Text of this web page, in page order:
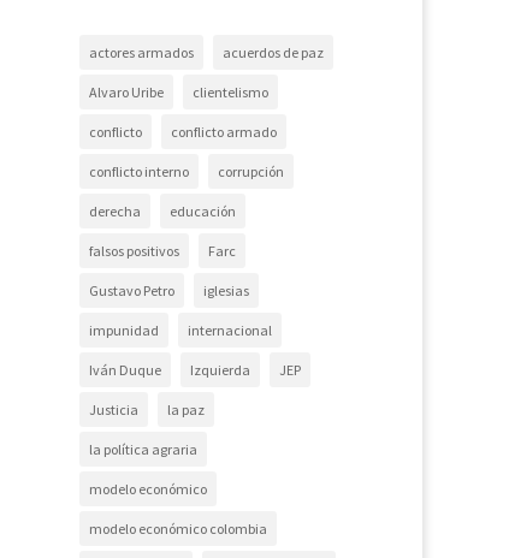
actores armados acuerdos de paz
Alvaro Uribe clientelismo
conflicto conflicto armado
conflicto interno corrupción
derecha educación
falsos positivos Farc
Gustavo Petro iglesias
impunidad internacional
Iván Duque Izquierda JEP
Justicia la paz
la política agraria
modelo económico
modelo económico colombia